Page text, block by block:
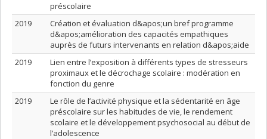
préscolaire
2019
Création et évaluation d&apos;un bref programme
d&apos;amélioration des capacités empathiques
auprès de futurs intervenants en relation d&apos;aide
2019
Lien entre l’exposition à différents types de stresseurs
proximaux et le décrochage scolaire : modération en
fonction du genre
2019
Le rôle de l’activité physique et la sédentarité en âge
préscolaire sur les habitudes de vie, le rendement
scolaire et le développement psychosocial au début de
l’adolescence